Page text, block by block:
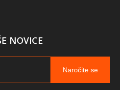
NOVICE
Naročite se